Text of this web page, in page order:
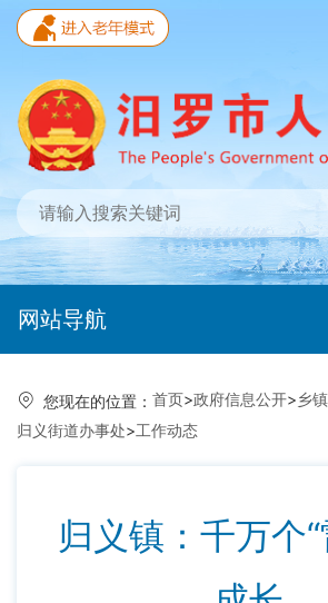
网站导航
您现在的位置： 首页>政府信息公开>乡
归义街道办事处>工作动态
归义镇：千万个